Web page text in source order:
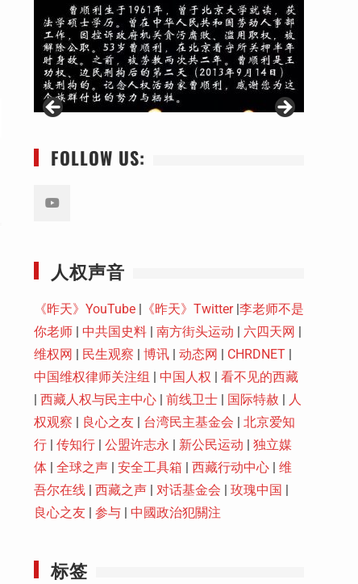
FOLLOW US:
人权声音
《昨天》YouTube | 《昨天》Twitter|李老师不是
你老师 | 中共国史料 | 南方街头运动 | 六四天网 |
维权网 | 民生观察 | 博讯 | 动态网 | CHRDNET |
中国维权律师关注组 | 中国人权 | 看不见的西藏
| 西藏人权与民主中心 | 前线卫士 | 国际特赦 | 人
权观察 | 良心之友 | 台湾民主基金会 | 北京爱知
行 | 传知行 | 公盟许志永 | 新公民运动 | 独立媒
体 | 全球之声 | 安全工具箱 | 西藏行动中心 | 维
吾尔在线 | 西藏之声 | 对话基金会 | 玫瑰中国 |
良心之友 | 参与 | 中國政治犯關注
标签